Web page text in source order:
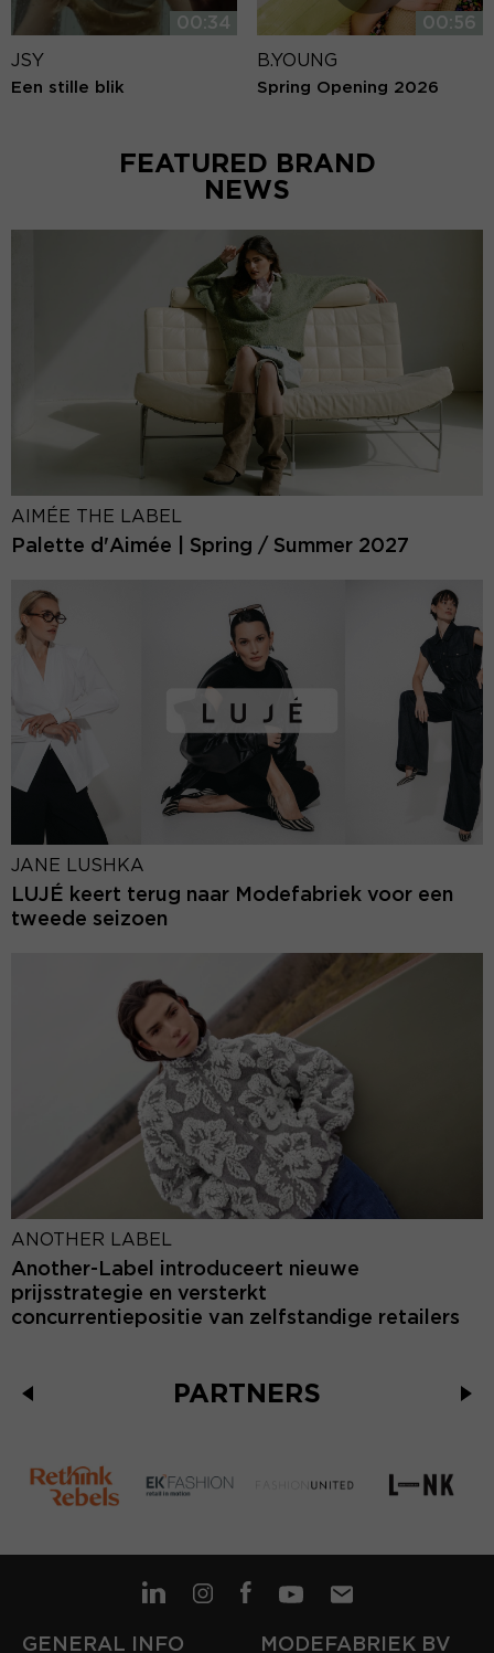
00:34
JSY
Een stille blik
00:56
B.YOUNG
Spring Opening 2026
FEATURED BRAND
NEWS
AIMÉE THE LABEL
Palette d'Aimée | Spring / Summer 2027
JANE LUSHKA
LUJÉ keert terug naar Modefabriek voor een
tweede seizoen
ANOTHER LABEL
Another-Label introduceert nieuwe
prijsstrategie en versterkt
concurrentiepositie van zelfstandige retailers
PARTNERS
GENERAL INFO MODEFABRIEK BV